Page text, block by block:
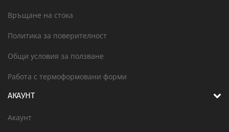
Връщане на стока
Политика за поверителност
Общи условия за ползване
Работа с термоформовани форми
АКАУНТ
Акаунт